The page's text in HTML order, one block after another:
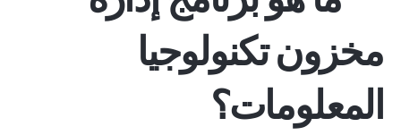
مخزون تكنولوجيا
المعلومات؟